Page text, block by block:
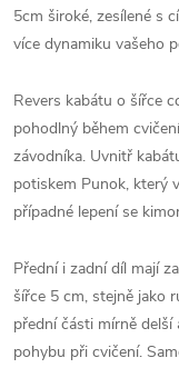
5cm široké, zesílené s
více dynamiku vašeho
Revers kabátu o šířce
pohodlný během
závodníka. Uvnitř
potiskem Punok, který
případné lepení se
Přední i zadní díl mají
šířce 5 cm, stejně jako
přední části mírně
pohybu při cvičení.